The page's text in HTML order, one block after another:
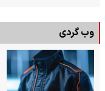
وب گردی